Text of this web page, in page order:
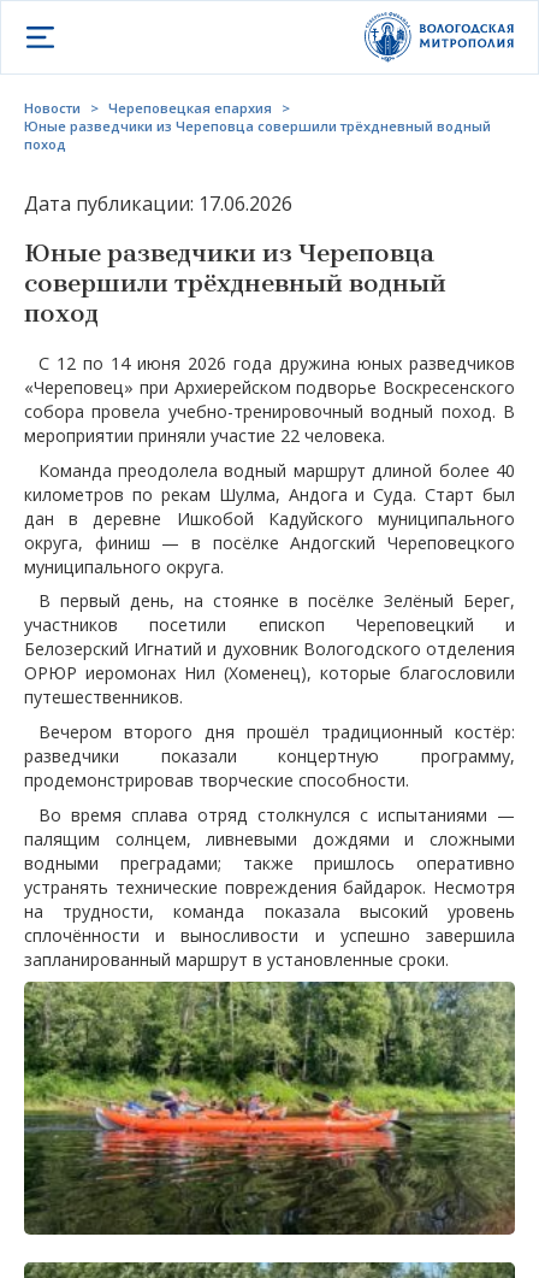
Открыть меню
Новости > Череповецкая епархия
>
Юные разведчики из Череповца совершили трёхдневный водный
поход
Дата публикации: 17.06.2026
Юные разведчики из Череповца
совершили трёхдневный водный
поход
С 12 по 14 июня 2026 года дружина юных разведчиков
«Череповец» при Архиерейском подворье Воскресенского
собора провела учебно-тренировочный водный поход. В
мероприятии приняли участие 22 человека.
Команда преодолела водный маршрут длиной более 40
километров по рекам Шулма, Андога и Суда. Старт был
дан в деревне Ишкобой Кадуйского муниципального
округа, финиш — в посёлке Андогский Череповецкого
муниципального округа.
В первый день, на стоянке в посёлке Зелёный Берег,
участников посетили епископ Череповецкий и
Белозерский Игнатий и духовник Вологодского отделения
ОРЮР иеромонах Нил (Хоменец), которые благословили
путешественников.
Вечером второго дня прошёл традиционный костёр:
разведчики показали концертную программу,
продемонстрировав творческие способности.
Во время сплава отряд столкнулся с испытаниями —
палящим солнцем, ливневыми дождями и сложными
водными преградами; также пришлось оперативно
устранять технические повреждения байдарок. Несмотря
на трудности, команда показала высокий уровень
сплочённости и выносливости и успешно завершила
запланированный маршрут в установленные сроки.